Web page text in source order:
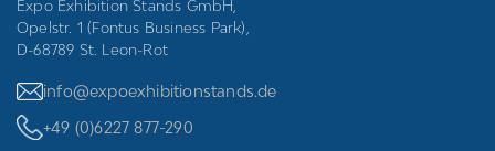
Expo Exhibition Stands GmbH,
Opelstr. 1 (Fontus Business Park),
D-68789 St. Leon-Rot
info@expoexhibitionstands.de
+49 (0)6227 877-290